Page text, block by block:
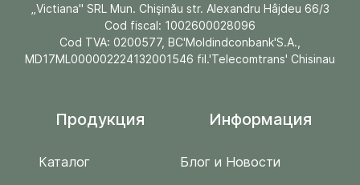
„Victiana" SRL Mun. Chişinău str. Alexandru Hâjdeu 66/3
Cod fiscal: 1002600028096
Cod TVA: 0200577, BC'Moldindconbank'S.A.,
MD17ML000002224132001546 fil.'Telecomtrans' Chisinau
Продукция
Каталог
Информация
Блог и Новости